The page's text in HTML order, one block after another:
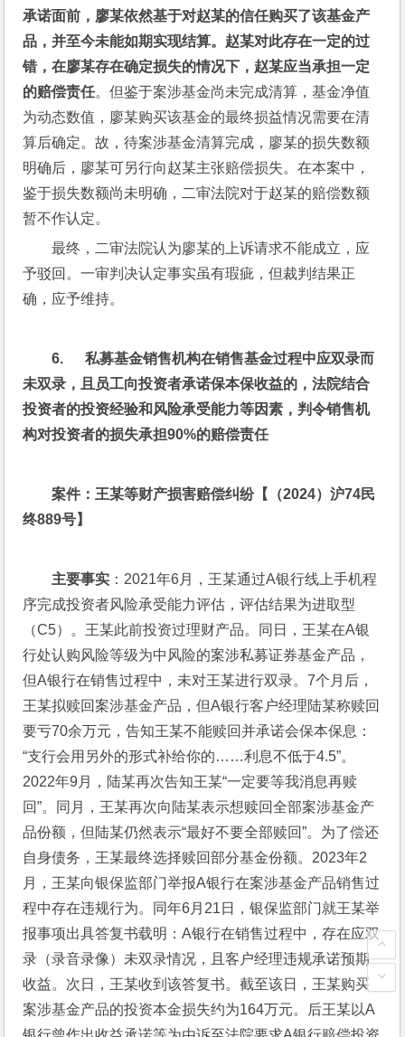
承诺面前，廖某依然基于对赵某的信任购买了该基金产
品，并至今未能如期实现结算。赵某对此存在一定的过
错，在廖某存在确定损失的情况下，赵某应当承担一定
的赔偿责任。但鉴于案涉基金尚未完成清算，基金净值
为动态数值，廖某购买该基金的最终损益情况需要在清
算后确定。故，待案涉基金清算完成，廖某的损失数额
明确后，廖某可另行向赵某主张赔偿损失。在本案中，
鉴于损失数额尚未明确，二审法院对于赵某的赔偿数额
暂不作认定。
最终，二审法院认为廖某的上诉请求不能成立，应
予驳回。一审判决认定事实虽有瑕疵，但裁判结果正
确，应予维持。
6. 私募基金销售机构在销售基金过程中应双录而
未双录，且员工向投资者承诺保本保收益的，法院结合
投资者的投资经验和风险承受能力等因素，判令销售机
构对投资者的损失承担90%的赔偿责任
案件：王某等财产损害赔偿纠纷【（2024）沪74民
终889号】
主要事实 ：2021年6月，王某通过A银行线上手机程
序完成投资者风险承受能力评估，评估结果为进取型
（C5）。王某此前投资过理财产品。同日，王某在A银
行处认购风险等级为中风险的案涉私募证券基金产品，
但A银行在销售过程中，未对王某进行双录。7个月后，
王某拟赎回案涉基金产品，但A银行客户经理陆某称赎回
要亏70余万元，告知王某不能赎回并承诺会保本保息：
“支行会用另外的形式补给你的……利息不低于4.5”。
2022年9月，陆某再次告知王某“一定要等我消息再赎
回”。同月，王某再次向陆某表示想赎回全部案涉基金产
品份额，但陆某仍然表示“最好不要全部赎回”。为了偿还
自身债务，王某最终选择赎回部分基金份额。2023年2
月，王某向银保监部门举报A银行在案涉基金产品销售过
程中存在违规行为。同年6月21日，银保监部门就王某举
报事项出具答复书载明：A银行在销售过程中，存在应双
录（录音录像）未双录情况，且客户经理违规承诺预期
收益。次日，王某收到该答复书。截至该日，王某购买
案涉基金产品的投资本金损失约为164万元。后王某以A